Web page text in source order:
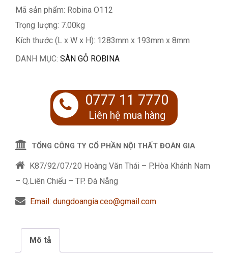
Mã sản phẩm: Robina O112
Trọng lượng: 7.00kg
Kích thước (L x W x H): 1283mm x 193mm x 8mm
DANH MỤC: SÀN GỖ ROBINA
0777 11 7770
Liên hệ mua hàng
TỔNG CÔNG TY CỔ PHẦN NỘI THẤT ĐOÀN GIA
K87/92/07/20 Hoàng Văn Thái – P.Hòa Khánh Nam
– Q.Liên Chiểu – TP. Đà Nẵng
Email: dungdoangia.ceo@gmail.com
Mô tả